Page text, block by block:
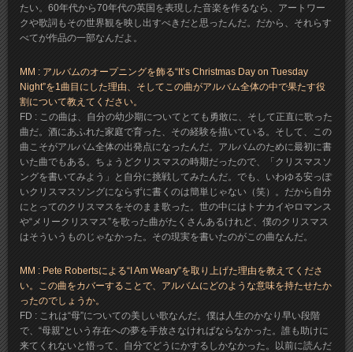
たい。60年代から70年代の英国を表現した音楽を作るなら、アートワー
クや歌詞もその世界観を映し出すべきだと思ったんだ。だから、それらす
べてが作品の一部なんだよ。
MM : アルバムのオープニングを飾る“It’s Christmas Day on Tuesday
Night”を1曲目にした理由、そしてこの曲がアルバム全体の中で果たす役
割について教えてください。
FD : この曲は、自分の幼少期についてとても勇敢に、そして正直に歌った
曲だ。酒にあふれた家庭で育った、その経験を描いている。そして、この
曲こそがアルバム全体の出発点になったんだ。アルバムのために最初に書
いた曲でもある。ちょうどクリスマスの時期だったので、「クリスマスソ
ングを書いてみよう」と自分に挑戦してみたんだ。でも、いわゆる安っぽ
いクリスマスソングにならずに書くのは簡単じゃない（笑）。だから自分
にとってのクリスマスをそのまま歌った。世の中にはトナカイやロマンス
や“メリークリスマス”を歌った曲がたくさんあるけれど、僕のクリスマス
はそういうものじゃなかった。その現実を書いたのがこの曲なんだ。
MM : Pete Robertsによる“I Am Weary”を取り上げた理由を教えてくださ
い。この曲をカバーすることで、アルバムにどのような意味を持たせたか
ったのでしょうか。
FD : これは“母”についての美しい歌なんだ。僕は人生のかなり早い段階
で、“母親”という存在への夢を手放さなければならなかった。誰も助けに
来てくれないと悟って、自分でどうにかするしかなかった。以前に読んだ